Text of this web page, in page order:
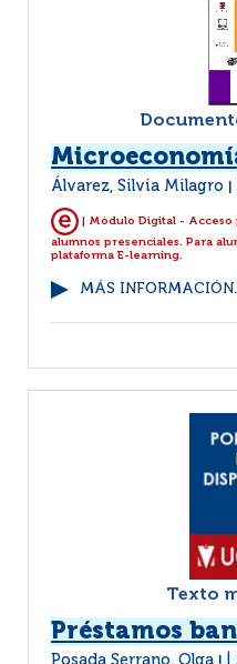
Álvarez, Silvia Milagro
| Módulo Digital - Acceso
alumnos presenciales. Para
plataforma E-learning.
MÁS
Texto
Préstamos
Posada Serrano, Olga